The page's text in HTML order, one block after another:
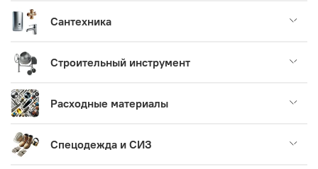
Сантехника
Строительный инструмент
Расходные материалы
Спецодежда и СИЗ